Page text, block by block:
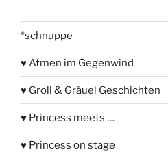
*schnuppe
♥ Atmen im Gegenwind
♥ Groll & Gräuel Geschichten
♥ Princess meets …
♥ Princess on stage